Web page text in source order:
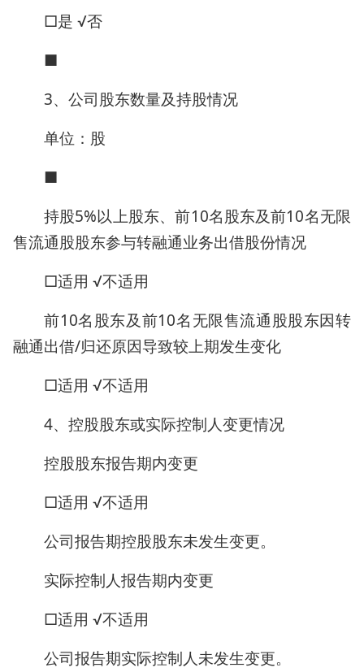
□是 √否
■
3、公司股东数量及持股情况
单位：股
■
持股5%以上股东、前10名股东及前10名无限
售流通股股东参与转融通业务出借股份情况
□适用 √不适用
前10名股东及前10名无限售流通股股东因转
融通出借/归还原因导致较上期发生变化
□适用 √不适用
4、控股股东或实际控制人变更情况
控股股东报告期内变更
□适用 √不适用
公司报告期控股股东未发生变更。
实际控制人报告期内变更
□适用 √不适用
公司报告期实际控制人未发生变更。